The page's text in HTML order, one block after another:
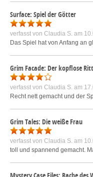
Surface: Spiel der Götter
verfasst von Claudia S. am
Das Spiel hat von Anfang an
Grim Facade: Der kopflose
verfasst von Claudia S. am
Recht nett gemacht und der
Grim Tales: Die weiße Frau
verfasst von Claudia S. am
toll und spannend gemacht.